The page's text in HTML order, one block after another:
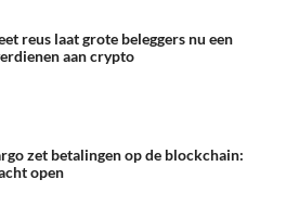
reus laat grote beleggers nu een
aan crypto
zet betalingen op de blockchain:
open